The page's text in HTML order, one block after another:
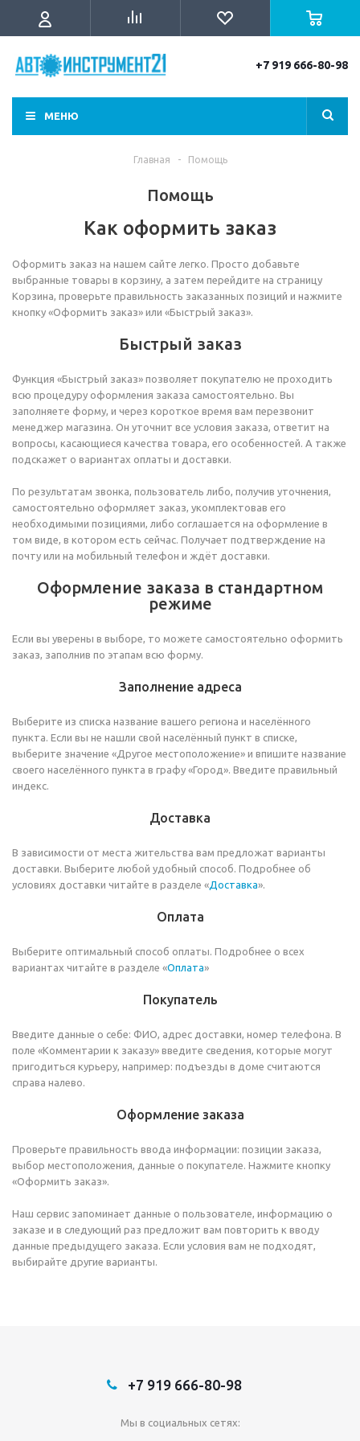
+7 919 666-80-98
МЕНЮ
Главная - Помощь
Помощь
Как оформить заказ
Оформить заказ на нашем сайте легко. Просто добавьте
выбранные товары в корзину, а затем перейдите на страницу
Корзина, проверьте правильность заказанных позиций и нажмите
кнопку «Оформить заказ» или «Быстрый заказ».
Быстрый заказ
Функция «Быстрый заказ» позволяет покупателю не проходить
всю процедуру оформления заказа самостоятельно. Вы
заполняете форму, и через короткое время вам перезвонит
менеджер магазина. Он уточнит все условия заказа, ответит на
вопросы, касающиеся качества товара, его особенностей. А также
подскажет о вариантах оплаты и доставки.
По результатам звонка, пользователь либо, получив уточнения,
самостоятельно оформляет заказ, укомплектовав его
необходимыми позициями, либо соглашается на оформление в
том виде, в котором есть сейчас. Получает подтверждение на
почту или на мобильный телефон и ждёт доставки.
Оформление заказа в стандартном
режиме
Если вы уверены в выборе, то можете самостоятельно оформить
заказ, заполнив по этапам всю форму.
Заполнение адреса
Выберите из списка название вашего региона и населённого
пункта. Если вы не нашли свой населённый пункт в списке,
выберите значение «Другое местоположение» и впишите название
своего населённого пункта в графу «Город». Введите правильный
индекс.
Доставка
В зависимости от места жительства вам предложат варианты
доставки. Выберите любой удобный способ. Подробнее об
условиях доставки читайте в разделе «Доставка».
Оплата
Выберите оптимальный способ оплаты. Подробнее о всех
вариантах читайте в разделе «Оплата»
Покупатель
Введите данные о себе: ФИО, адрес доставки, номер телефона. В
поле «Комментарии к заказу» введите сведения, которые могут
пригодиться курьеру, например: подъезды в доме считаются
справа налево.
Оформление заказа
Проверьте правильность ввода информации: позиции заказа,
выбор местоположения, данные о покупателе. Нажмите кнопку
«Оформить заказ».
Наш сервис запоминает данные о пользователе, информацию о
заказе и в следующий раз предложит вам повторить к вводу
данные предыдущего заказа. Если условия вам не подходят,
выбирайте другие варианты.
+7 919 666-80-98
Мы в социальных сетях: